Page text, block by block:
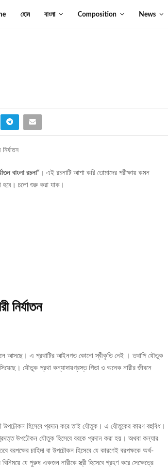
হোম বাংলা Composition News
বাংলা রচনা“। এই রচনাটি আশা করি তোমাদের পরীক্ষায় কমন
হবে। চলো শুরু করা যাক।
নির্যাতন
আসছে। এ প্রথাটির আইনগত কোনো স্বীকৃতি নেই । তথাপি যৌতুক
যৌতুক প্রথা কন্যাদায়গ্রস্ত পিতা ও অনেক নারীর জীবনে
উপঢৌকন হিসেবে প্রদান করে তাই যৌতুক। এ যৌতুকের কারণ বহুবিধ।
উপঢৌকন যৌতুক হিসেবে বরকে প্রদান করা হয়। অথবা কন্যার
চাহিদা বা উপঢৌকন হিসেবে যে কারণেই বরপক্ষকে অর্থ-
যে পুরুষ একজন নারীকে স্ত্রী হিসেবে গ্রহণ করে সেক্ষেত্রে